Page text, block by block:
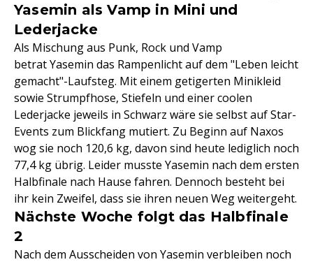
Yasemin als Vamp in Mini und
Lederjacke
Als Mischung aus Punk, Rock und Vamp
betrat Yasemin das Rampenlicht auf dem "Leben leicht
gemacht"-Laufsteg. Mit einem getigerten Minikleid
sowie Strumpfhose, Stiefeln und einer coolen
Lederjacke jeweils in Schwarz wäre sie selbst auf Star-
Events zum Blickfang mutiert. Zu Beginn auf Naxos
wog sie noch 120,6 kg, davon sind heute lediglich noch
77,4 kg übrig. Leider musste Yasemin nach dem ersten
Halbfinale nach Hause fahren. Dennoch besteht bei
ihr kein Zweifel, dass sie ihren neuen Weg weitergeht.
Nächste Woche folgt das Halbfinale
2
Nach dem Ausscheiden von Yasemin verbleiben noch